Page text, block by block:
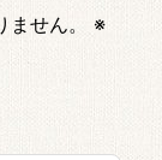
せん。
※